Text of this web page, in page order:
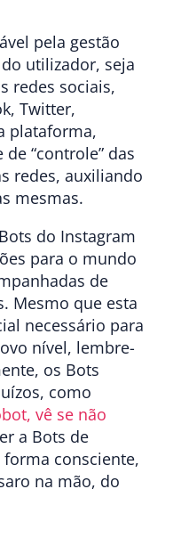
pela gestão
utilizador, seja
redes sociais,
Twitter,
plataforma,
“controle” das
redes, auxiliando
mesmas.
do Instagram
para o mundo
de
Mesmo que esta
necessário para
nível, lembre-
os Bots
como
vê se não
a Bots de
consciente,
na mão, do